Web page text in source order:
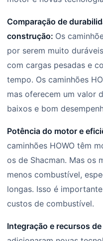
Comparação de
construção: Os
por serem muito
com cargas pesadas e
tempo. Os caminhões
mas oferecem um valor
baixos e bom
Potência do motor e
caminhões HOWO têm
os de Shacman. Mas os
menos combustível,
longas. Isso é
custos de combustível.
Integração e recursos